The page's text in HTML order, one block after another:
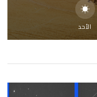
الأحد